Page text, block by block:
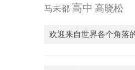
马未都 高中 高晓松
欢迎来自世界各个角落